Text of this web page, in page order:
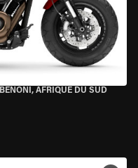
BENONI, AFRIQUE DU SUD